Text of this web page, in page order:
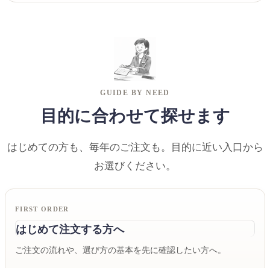
GUIDE BY NEED
目的に合わせて探せます
はじめての方も、毎年のご注文も。目的に近い入口から
お選びください。
FIRST ORDER
はじめて注文する方へ
ご注文の流れや、選び方の基本を先に確認したい方へ。